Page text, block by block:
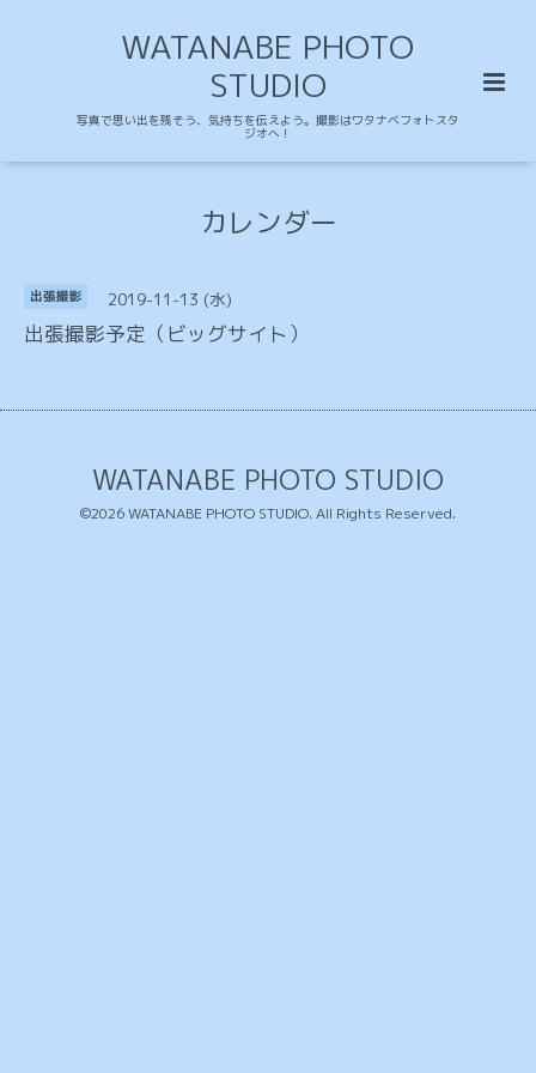
WATANABE PHOTO
STUDIO
写真で思い出を残そう、気持ちを伝えよう。撮影はワタナベフォトスタ
ジオへ！
カレンダー
出張撮影 2019-11-13 (水)
出張撮影予定（ビッグサイト）
WATANABE PHOTO STUDIO
©2026WATANABE PHOTO STUDIO. All Rights Reserved.